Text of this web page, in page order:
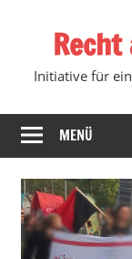
Initiative für
MENÜ